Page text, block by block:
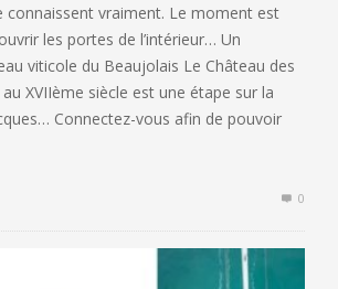
connaissent vraiment. Le moment est
les portes de l’intérieur… Un
viticole du Beaujolais Le Château des
XVIIème siècle est une étape sur la
Connectez-vous afin de pouvoir
0